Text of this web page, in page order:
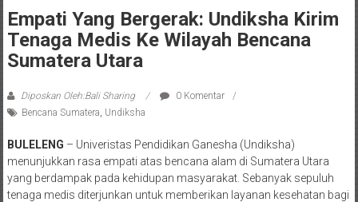
Empati Yang Bergerak: Undiksha Kirim
Tenaga Medis Ke Wilayah Bencana
Sumatera Utara
Diposkan Oleh:Bali Sharing
0 Komentar
Bencana Sumatera Undiksha
BULELENG – Univeristas Pendidikan Ganesha (Undiksha)
menunjukkan rasa empati atas bencana alam di Sumatera Utara
yang berdampak pada kehidupan masyarakat. Sebanyak sepuluh
tenaga medis diterjunkan untuk memberikan layanan kesehatan bagi